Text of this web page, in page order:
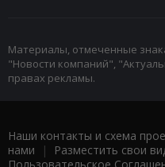
Материалы, отмеченные
"Новости компаний",
правах рекламы.
Наши контакты и схема
нами | Разместить свои